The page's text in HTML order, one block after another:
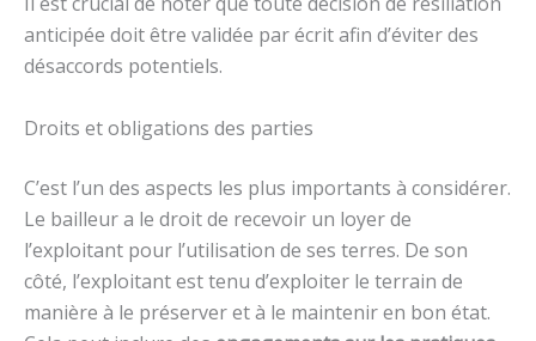
anticipée doit être validée par écrit afin d’éviter des
désaccords potentiels.
Droits et obligations des parties
C’est l’un des aspects les plus importants à considérer.
Le bailleur a le droit de recevoir un loyer de
l’exploitant pour l’utilisation de ses terres. De son
côté, l’exploitant est tenu d’exploiter le terrain de
manière à le préserver et à le maintenir en bon état.